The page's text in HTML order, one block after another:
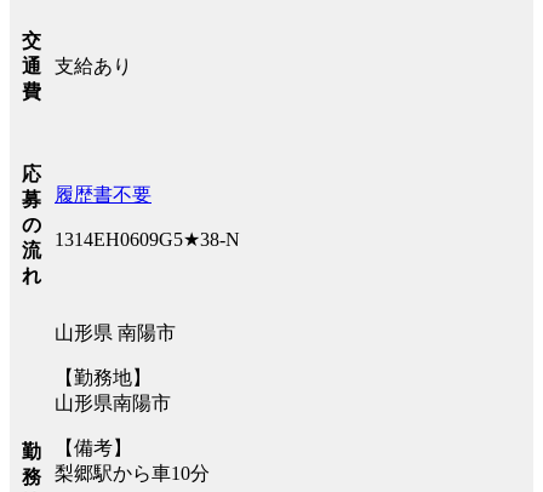
交
通
費
支給あり
応
募
の
流
れ
履歴書不要
1314EH0609G5★38-N
勤
務
山形県 南陽市
【勤務地】
山形県南陽市
【備考】
梨郷駅から車10分